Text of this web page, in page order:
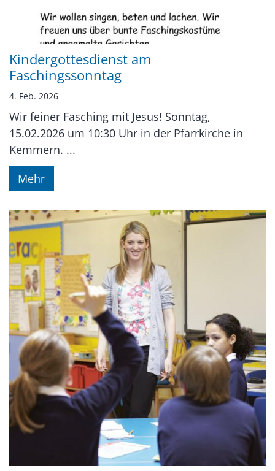
Kindergottesdienst am
Faschingssonntag
4. Feb. 2026
Wir feiner Fasching mit Jesus! Sonntag,
15.02.2026 um 10:30 Uhr in der Pfarrkirche in
Kemmern. ...
Mehr